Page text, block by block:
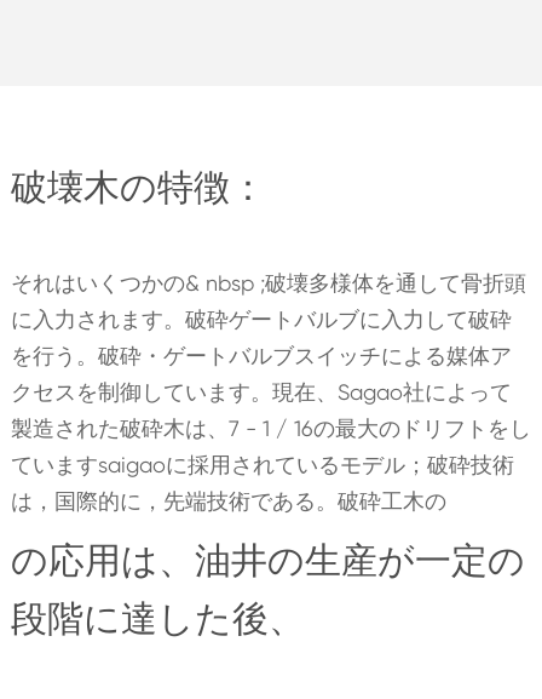
破壊木の特徴：
それはいくつかの& nbsp ;破壊多様体を通して骨折頭
に入力されます。破砕ゲートバルブに入力して破砕
を行う。破砕・ゲートバルブスイッチによる媒体ア
クセスを制御しています。現在、Sagao社によって
製造された破砕木は、7 - 1 / 16の最大のドリフトをし
ていますsaigaoに採用されているモデル；破砕技術
は，国際的に，先端技術である。破砕工木の
の応用は、油井の生産が一定の
段階に達した後、